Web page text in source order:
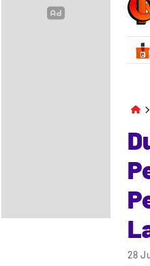
Oke
28